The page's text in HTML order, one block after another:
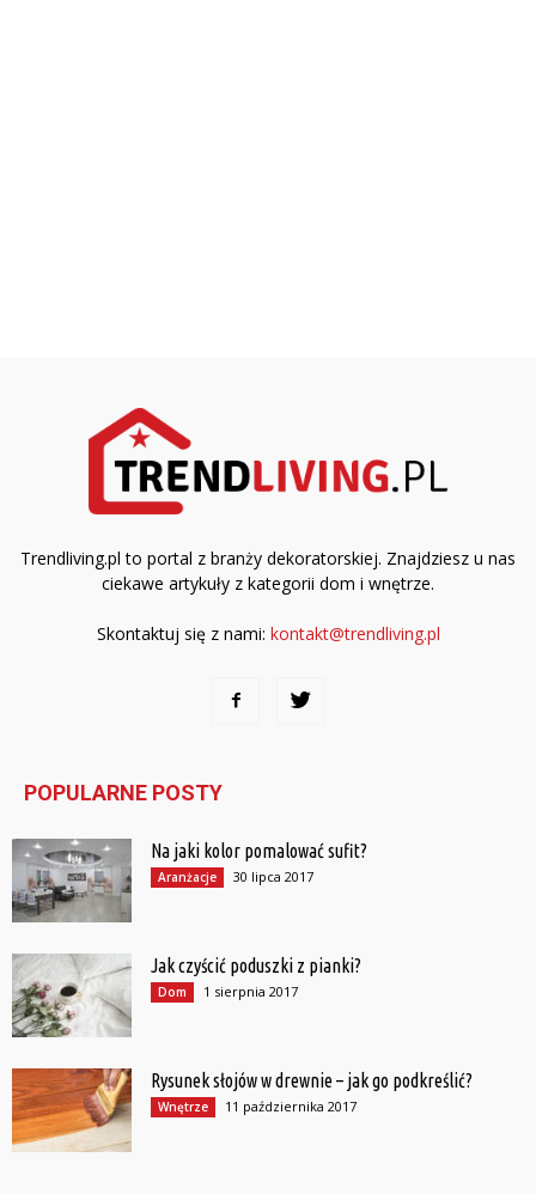
Trendliving.pl to portal z branży dekoratorskiej. Znajdziesz u nas
ciekawe artykuły z kategorii dom i wnętrze.
Skontaktuj się z nami: kontakt@trendliving.pl
POPULARNE POSTY
Na jaki kolor pomalować sufit?
Aranżacje 30 lipca 2017
Jak czyścić poduszki z pianki?
Dom 1 sierpnia 2017
Rysunek słojów w drewnie – jak go podkreślić?
Wnętrze 11 października 2017